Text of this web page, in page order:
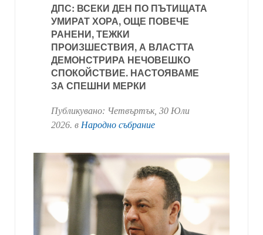
ДПС: ВСЕКИ ДЕН ПО ПЪТИЩАТА
УМИРАТ ХОРА, ОЩЕ ПОВЕЧЕ
РАНЕНИ, ТЕЖКИ
ПРОИЗШЕСТВИЯ, А ВЛАСТТА
ДЕМОНСТРИРА НЕЧОВЕШКО
СПОКОЙСТВИЕ. НАСТОЯВАМЕ
ЗА СПЕШНИ МЕРКИ
Публикувано: Четвъртък, 30 Юли
2026. в Народно събрание